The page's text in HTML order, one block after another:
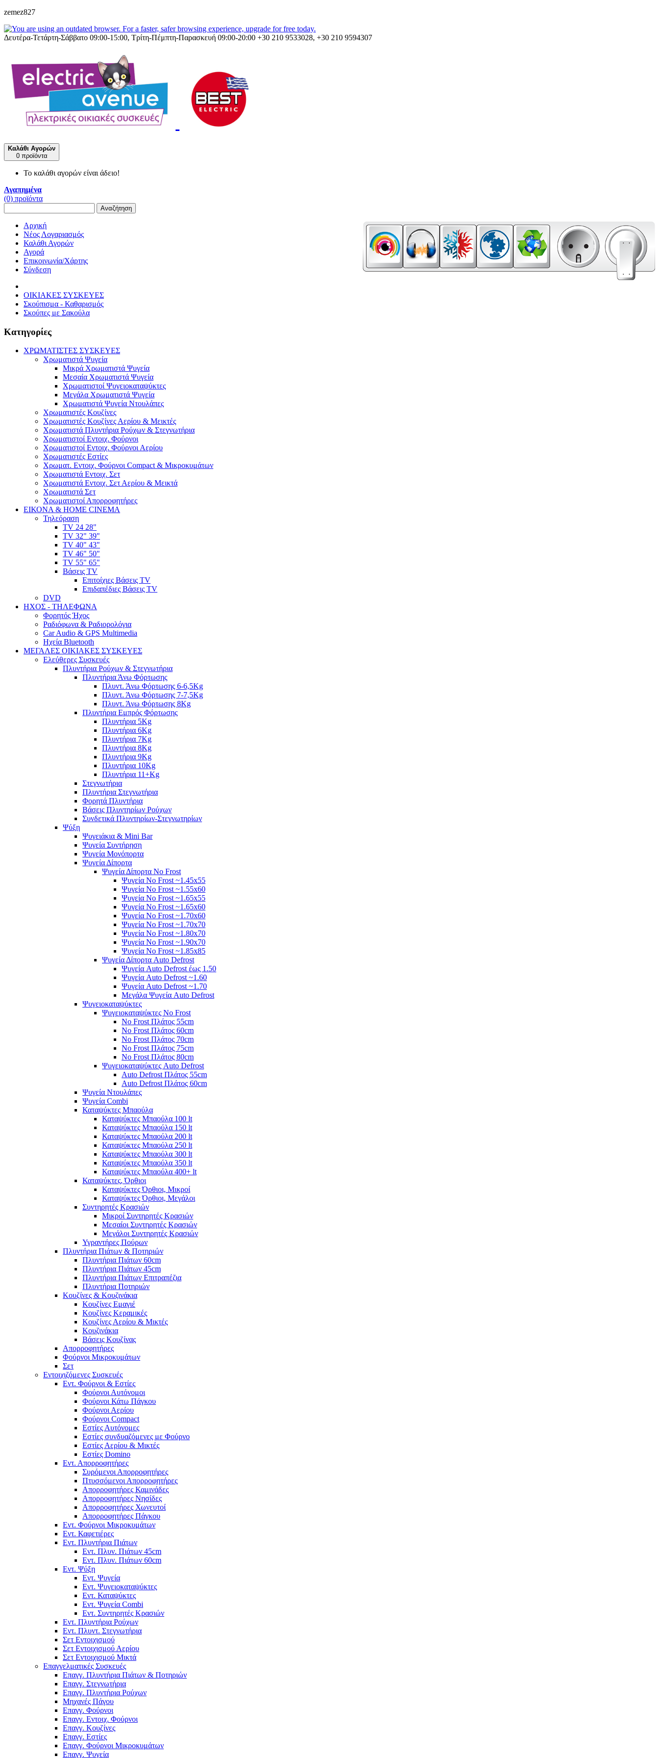
zemez827
Δευτέρα-Τετάρτη-Σάββατο 09:00-15:00, Τρίτη-Πέμπτη-Παρασκευή 09:00-20:00 +30 210 9533028, +30 210 9594307
Καλάθι Αγορών
0 προϊόντα
Το καλάθι αγορών είναι άδειο!
Αγαπημένα
(0) προϊόντα
Αναζήτηση
Αρχική
Νέος Λογαριασμός
Καλάθι Αγορών
Αγορά
Επικοινωνία/Χάρτης
Σύνδεση
ΟΙΚΙΑΚΕΣ ΣΥΣΚΕΥΕΣ
Σκούπισμα - Καθαρισμός
Σκούπες με Σακούλα
Κατηγορίες
ΧΡΩΜΑΤΙΣΤΕΣ ΣΥΣΚΕΥΕΣ
Χρωματιστά Ψυγεία
Μικρά Χρωματιστά Ψυγεία
Μεσαία Χρωματιστά Ψυγεία
Χρωματιστοί Ψυγειοκαταψύκτες
Μεγάλα Χρωματιστά Ψυγεία
Χρωματιστά Ψυγεία Ντουλάπες
Χρωματιστές Κουζίνες
Χρωματιστές Κουζίνες Αερίου & Μεικτές
Χρωματιστά Πλυντήρια Ρούχων & Στεγνωτήρια
Χρωματιστοί Εντοιχ. Φούρνοι
Χρωματιστοί Εντοιχ. Φούρνοι Αερίου
Χρωματιστές Εστίες
Χρωματ. Εντοιχ. Φούρνοι Compact & Μικροκυμάτων
Χρωματιστά Εντοιχ. Σετ
Χρωματιστά Εντοιχ. Σετ Αερίου & Μεικτά
Χρωματιστά Σετ
Χρωματιστοί Απορροφητήρες
ΕΙΚΟΝΑ & HOME CINEMA
Τηλεόραση
TV 24 28"
TV 32" 39"
TV 40" 43"
TV 46" 50"
TV 55" 65"
Βάσεις TV
Επιτοίχιες Βάσεις TV
Επιδαπέδιες Βάσεις TV
DVD
ΗΧΟΣ - ΤΗΛΕΦΩΝΑ
Φορητός Ήχος
Ραδιόφωνα & Ραδιορολόγια
Car Audio & GPS Multimedia
Ηχεία Bluetooth
ΜΕΓΑΛΕΣ ΟΙΚΙΑΚΕΣ ΣΥΣΚΕΥΕΣ
Ελεύθερες Συσκευές
Πλυντήρια Ρούχων & Στεγνωτήρια
Πλυντήρια Άνω Φόρτωσης
Πλυντ. Άνω Φόρτωσης 6-6,5Kg
Πλυντ. Άνω Φόρτωσης 7-7,5Kg
Πλυντ. Άνω Φόρτωσης 8Kg
Πλυντήρια Εμπρός Φόρτωσης
Πλυντήρια 5Kg
Πλυντήρια 6Kg
Πλυντήρια 7Kg
Πλυντήρια 8Kg
Πλυντήρια 9Kg
Πλυντήρια 10Kg
Πλυντήρια 11+Kg
Στεγνωτήρια
Πλυντήρια Στεγνωτήρια
Φορητά Πλυντήρια
Βάσεις Πλυντηρίων Ρούχων
Συνδετικά Πλυντηρίων-Στεγνωτηρίων
Ψύξη
Ψυγειάκια & Mini Bar
Ψυγεία Συντήρηση
Ψυγεία Μονόπορτα
Ψυγεία Δίπορτα
Ψυγεία Δίπορτα No Frost
Ψυγεία No Frost ~1.45x55
Ψυγεία No Frost ~1.55x60
Ψυγεία No Frost ~1.65x55
Ψυγεία No Frost ~1.65x60
Ψυγεία No Frost ~1.70x60
Ψυγεία No Frost ~1.70x70
Ψυγεία No Frost ~1.80x70
Ψυγεία No Frost ~1.90x70
Ψυγεία No Frost ~1.85x85
Ψυγεία Δίπορτα Auto Defrost
Ψυγεία Auto Defrost έως 1.50
Ψυγεία Auto Defrost ~1.60
Ψυγεία Auto Defrost ~1.70
Μεγάλα Ψυγεία Auto Defrost
Ψυγειοκαταψύκτες
Ψυγειοκαταψύκτες No Frost
No Frost Πλάτος 55cm
No Frost Πλάτος 60cm
No Frost Πλάτος 70cm
No Frost Πλάτος 75cm
No Frost Πλάτος 80cm
Ψυγειοκαταψύκτες Auto Defrost
Auto Defrost Πλάτος 55cm
Auto Defrost Πλάτος 60cm
Ψυγεία Ντουλάπες
Ψυγεία Combi
Καταψύκτες Μπαούλα
Καταψύκτες Μπαούλα 100 lt
Καταψύκτες Μπαούλα 150 lt
Καταψύκτες Μπαούλα 200 lt
Καταψύκτες Μπαούλα 250 lt
Καταψύκτες Μπαούλα 300 lt
Καταψύκτες Μπαούλα 350 lt
Καταψύκτες Μπαούλα 400+ lt
Καταψύκτες, Όρθιοι
Καταψύκτες Όρθιοι, Μικροί
Καταψύκτες Όρθιοι, Μεγάλοι
Συντηρητές Κρασιών
Μικροί Συντηρητές Κρασιών
Μεσαίοι Συντηρητές Κρασιών
Μεγάλοι Συντηρητές Κρασιών
Υγραντήρες Πούρων
Πλυντήρια Πιάτων & Ποτηριών
Πλυντήρια Πιάτων 60cm
Πλυντήρια Πιάτων 45cm
Πλυντήρια Πιάτων Επιτραπέζια
Πλυντήρια Ποτηριών
Κουζίνες & Κουζινάκια
Κουζίνες Εμαγιέ
Κουζίνες Κεραμικές
Κουζίνες Αερίου & Μικτές
Κουζινάκια
Βάσεις Κουζίνας
Απορροφητήρες
Φούρνοι Μικροκυμάτων
Σετ
Εντοιχιζόμενες Συσκευές
Εντ. Φούρνοι & Εστίες
Φούρνοι Αυτόνομοι
Φούρνοι Κάτω Πάγκου
Φούρνοι Αερίου
Φούρνοι Compact
Εστίες Αυτόνομες
Εστίες συνδυαζόμενες με Φούρνο
Εστίες Αερίου & Μικτές
Εστίες Domino
Εντ. Απορροφητήρες
Συρόμενοι Απορροφητήρες
Πτυσσόμενοι Απορροφητήρες
Απορροφητήρες Καμινάδες
Απορροφητήρες Νησίδες
Απορροφητήρες Χωνευτοί
Απορροφητήρες Πάγκου
Εντ. Φούρνοι Μικροκυμάτων
Εντ. Καφετιέρες
Εντ. Πλυντήρια Πιάτων
Εντ. Πλυν. Πιάτων 45cm
Εντ. Πλυν. Πιάτων 60cm
Εντ. Ψύξη
Εντ. Ψυγεία
Εντ. Ψυγειοκαταψύκτες
Εντ. Καταψύκτες
Εντ. Ψυγεία Combi
Εντ. Συντηρητές Κρασιών
Εντ. Πλυντήρια Ρούχων
Εντ. Πλυντ. Στεγνωτήρια
Σετ Εντοιχισμού
Σετ Εντοιχισμού Αερίου
Σετ Εντοιχισμού Μικτά
Επαγγελματικές Συσκευές
Επαγγ. Πλυντήρια Πιάτων & Ποτηριών
Επαγγ. Στεγνωτήρια
Επαγγ. Πλυντήρια Ρούχων
Μηχανές Πάγου
Επαγγ. Φούρνοι
Επαγγ. Εντοιχ. Φούρνοι
Επαγγ. Κουζίνες
Επαγγ. Εστίες
Επαγγ. Φούρνοι Μικροκυμάτων
Επαγγ. Ψυγεία